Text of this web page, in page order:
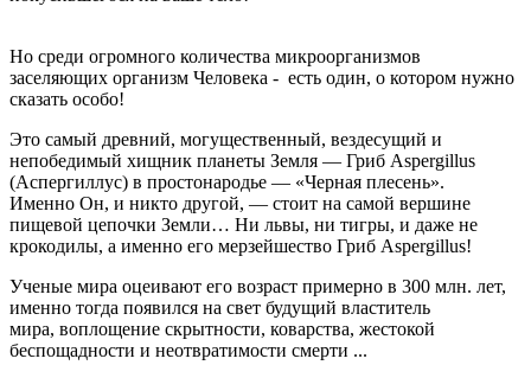
Но среди огромного количества микроорганизмов
заселяющих организм Человека - есть один, о котором нужно
сказать особо!
Это самый древний, могущественный, вездесущий и
непобедимый хищник планеты Земля — Гриб Aspergillus
(Аспергиллус) в простонародье — «Черная плесень».
Именно Он, и никто другой, — стоит на самой вершине
пищевой цепочки Земли… Ни львы, ни тигры, и даже не
крокодилы, а именно его мерзейшество Гриб Aspergillus!
Ученые мира оцеивают его возраст примерно в 300 млн. лет,
именно тогда появился на свет будущий властитель
мира, воплощение скрытности, коварства, жестокой
беспощадности и неотвратимости смерти ...